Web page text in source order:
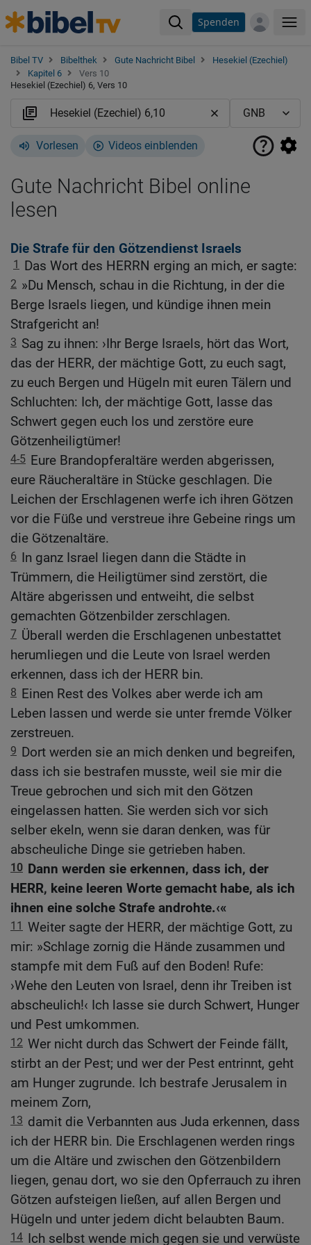
Spenden
Bibel TV Bibelthek Gute Nachricht Bibel
Hesekiel (Ezechiel)
Kapitel 6
Vers 10
Hesekiel (Ezechiel) 6, Vers 10
Vorlesen Videos einblenden
Gute Nachricht Bibel online
lesen
Die Strafe für den Götzendienst Israels
1 Das Wort des HERRN erging an mich, er sagte:
2 »Du Mensch, schau in die Richtung, in der die
Berge Israels liegen, und kündige ihnen mein
Strafgericht an!
3 Sag zu ihnen: ›Ihr Berge Israels, hört das Wort,
das der HERR, der mächtige Gott, zu euch sagt,
zu euch Bergen und Hügeln mit euren Tälern und
Schluchten: Ich, der mächtige Gott, lasse das
Schwert gegen euch los und zerstöre eure
Götzenheiligtümer!
4-5 Eure Brandopferaltäre werden abgerissen,
eure Räucheraltäre in Stücke geschlagen. Die
Leichen der Erschlagenen werfe ich ihren Götzen
vor die Füße und verstreue ihre Gebeine rings um
die Götzenaltäre.
6 In ganz Israel liegen dann die Städte in
Trümmern, die Heiligtümer sind zerstört, die
Altäre abgerissen und entweiht, die selbst
gemachten Götzenbilder zerschlagen.
7 Überall werden die Erschlagenen unbestattet
herumliegen und die Leute von Israel werden
erkennen, dass ich der HERR bin.
8 Einen Rest des Volkes aber werde ich am
Leben lassen und werde sie unter fremde Völker
zerstreuen.
9 Dort werden sie an mich denken und begreifen,
dass ich sie bestrafen musste, weil sie mir die
Treue gebrochen und sich mit den Götzen
eingelassen hatten. Sie werden sich vor sich
selber ekeln, wenn sie daran denken, was für
abscheuliche Dinge sie getrieben haben.
10 Dann werden sie erkennen, dass ich, der
HERR, keine leeren Worte gemacht habe, als ich
ihnen eine solche Strafe androhte.‹«
11 Weiter sagte der HERR, der mächtige Gott, zu
mir: »Schlage zornig die Hände zusammen und
stampfe mit dem Fuß auf den Boden! Rufe:
›Wehe den Leuten von Israel, denn ihr Treiben ist
abscheulich!‹ Ich lasse sie durch Schwert, Hunger
und Pest umkommen.
12 Wer nicht durch das Schwert der Feinde fällt,
stirbt an der Pest; und wer der Pest entrinnt, geht
am Hunger zugrunde. Ich bestrafe Jerusalem in
meinem Zorn,
13 damit die Verbannten aus Juda erkennen, dass
ich der HERR bin. Die Erschlagenen werden rings
um die Altäre und zwischen den Götzenbildern
liegen, genau dort, wo sie den Opferrauch zu ihren
Götzen aufsteigen ließen, auf allen Bergen und
Hügeln und unter jedem dicht belaubten Baum.
14 Ich selbst wende mich gegen sie und verwüste